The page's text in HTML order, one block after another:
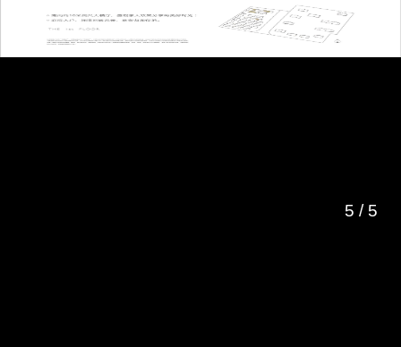
5 / 5